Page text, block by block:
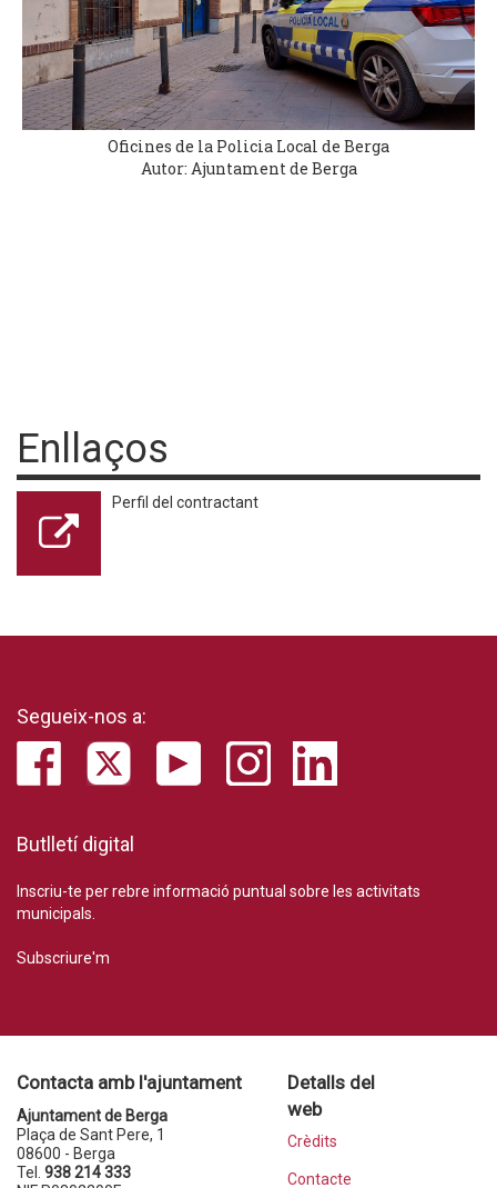
Oficines de la Policia Local de Berga
Autor: Ajuntament de Berga
Enllaços
Perfil del contractant
Segueix-nos a:
Butlletí digital
Inscriu-te per rebre informació puntual sobre les activitats
municipals.
Subscriure'm
Contacta amb l'ajuntament
Ajuntament de Berga
Plaça de Sant Pere, 1
08600 - Berga
Tel. 938 214 333
Detalls del
web
Crèdits
Contacte